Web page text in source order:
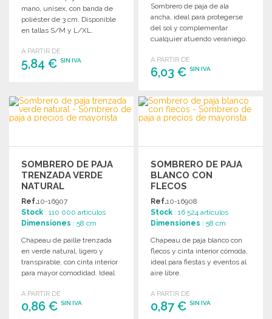
mano, unisex, con banda de
poliéster de 3 cm. Disponible
en tallas S/M y L/XL.
A PARTIR DE
5,84 € SIN IVA
Solicitar un presupuesto
Sombrero de paja de ala
ancha, ideal para protegerse
del sol y complementar
cualquier atuendo veraniego.
A PARTIR DE
6,03 €SIN IVA
PEDIR
Solicitar un presupuesto
SOMBRERO DE PAJA
TRENZADA VERDE
NATURAL
Ref.10-16907
Stock : 110 000 artículos
Dimensiones : 58 cm
Chapeau de paille trenzada
en verde natural, ligero y
transpirable, con cinta interior
para mayor comodidad. Ideal
A PARTIR DE
0,86 € SIN IVA
SOMBRERO DE PAJA
BLANCO CON
FLECOS
Ref.10-16908
Stock : 16 524 artículos
Dimensiones : 58 cm
Chapeau de paja blanco con
flecos y cinta interior cómoda,
ideal para fiestas y eventos al
aire libre.
A PARTIR DE
0,87 €SIN IVA